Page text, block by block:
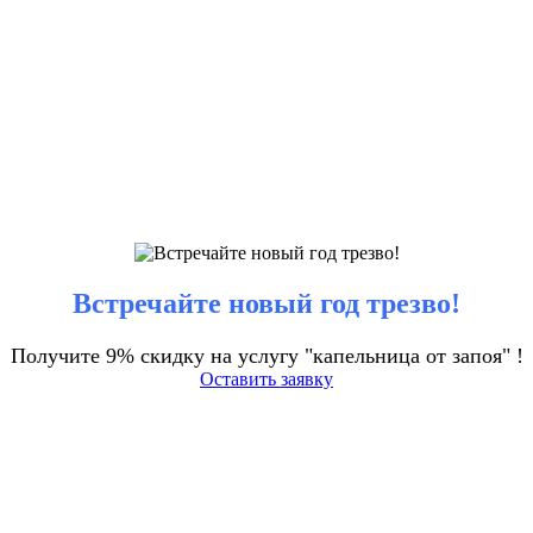
Встречайте новый год трезво!
Получите 9% скидку на услугу "капельница от запоя" !
Оставить заявку